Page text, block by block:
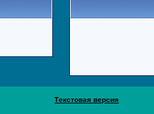
Текстовая версия